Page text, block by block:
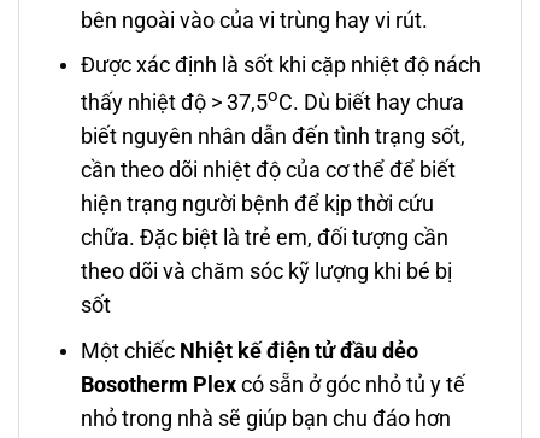
bên ngoài vào của vi trùng hay vi rút.
Được xác định là sốt khi cặp nhiệt độ nách
thấy nhiệt độ > 37,5oC. Dù biết hay chưa
biết nguyên nhân dẫn đến tình trạng sốt,
cần theo dõi nhiệt độ của cơ thể để biết
hiện trạng người bệnh để kịp thời cứu
chữa. Đặc biệt là trẻ em, đối tượng cần
theo dõi và chăm sóc kỹ lượng khi bé bị
sốt
Một chiếc Nhiệt kế điện tử đầu dẻo
Bosotherm Plex có sẵn ở góc nhỏ tủ y tế
nhỏ trong nhà sẽ giúp bạn chu đáo hơn